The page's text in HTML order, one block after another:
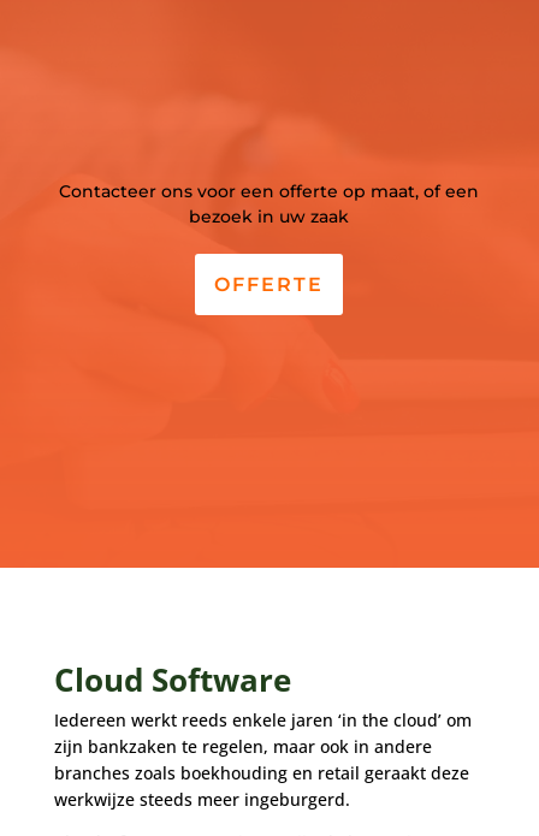
Contacteer ons voor een offerte op maat, of een
bezoek in uw zaak
OFFERTE
Cloud Software
Iedereen werkt reeds enkele jaren ‘in the cloud’ om
zijn bankzaken te regelen, maar ook in andere
branches zoals boekhouding en retail geraakt deze
werkwijze steeds meer ingeburgerd.